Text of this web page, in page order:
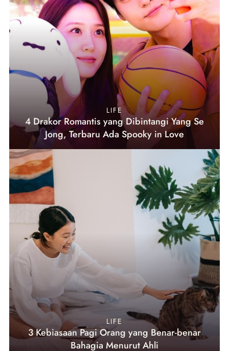
LIFE
4 Drakor Romantis yang Dibintangi Yang Se
Jong, Terbaru Ada Spooky in Love
LIFE
3 Kebiasaan Pagi Orang yang Benar-benar
Bahagia Menurut Ahli